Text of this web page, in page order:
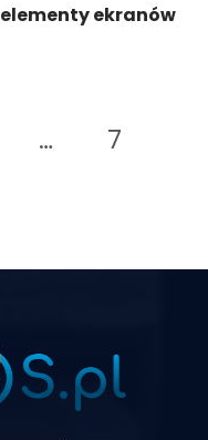
ekranów
… 7